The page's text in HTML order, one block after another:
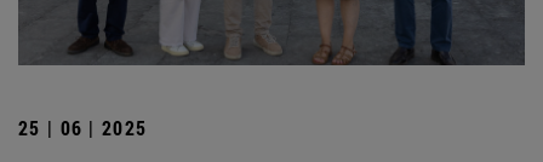
25 | 06 | 2025